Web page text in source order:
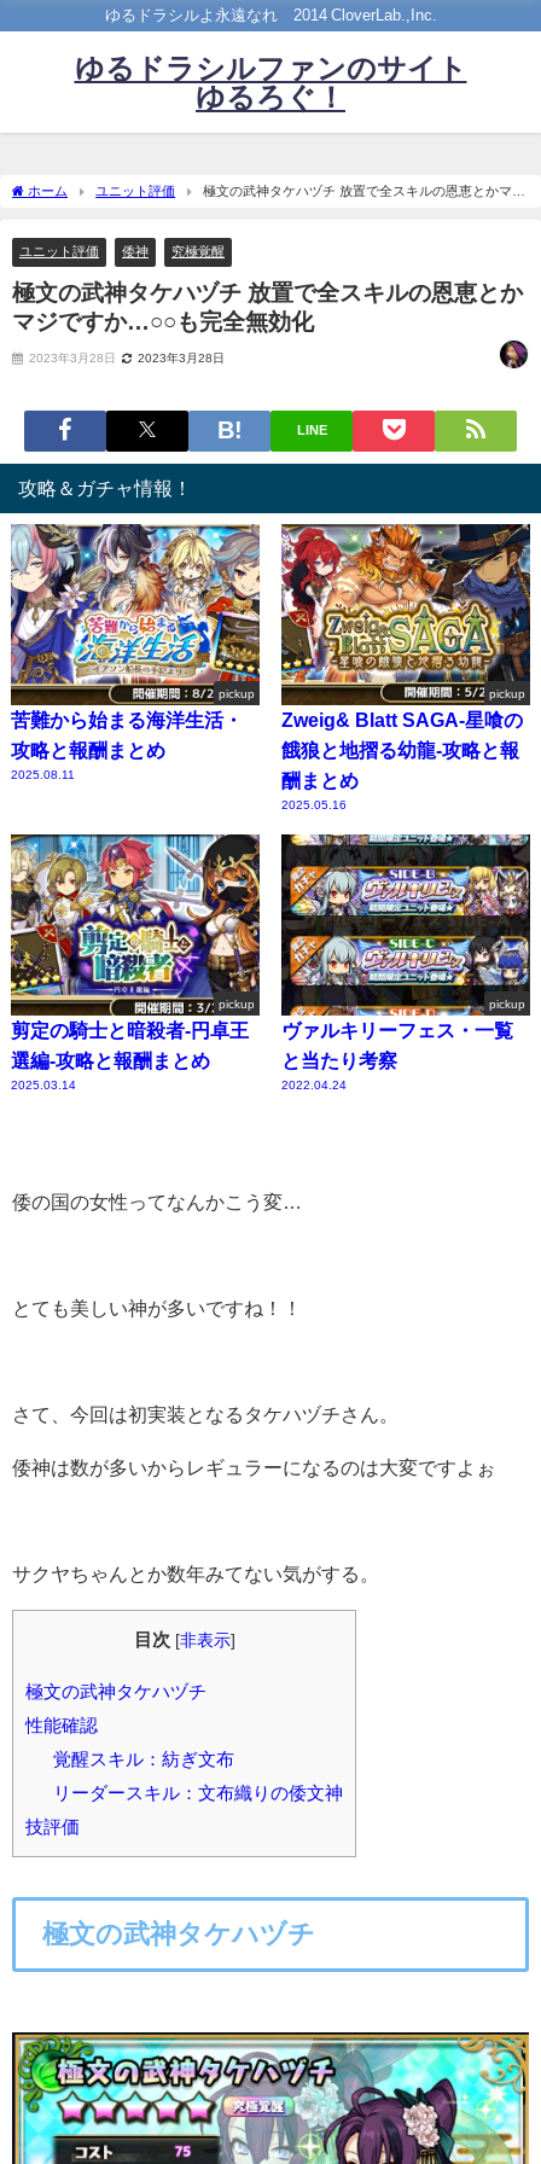
ゆるドラシルよ永遠なれ©2014 CloverLab.,Inc.
ゆるドラシルファンのサイト
ゆるろぐ！
ホーム ユニット評価
極文の武神タケハヅチ 放置で全スキルの恩恵とかマジ
ユニット評価 倭神 究極覚醒
極文の武神タケハヅチ 放置で全スキルの恩恵とか
マジですか…○○も完全無効化
2023年3月28日 2023年3月28日
LINE
攻略＆ガチャ情報！
pickup
苦難から始まる海洋生活・
攻略と報酬まとめ
2025.08.11
pickup
Zweig& Blatt SAGA-星喰の
餓狼と地摺る幼龍-攻略と報
酬まとめ
2025.05.16
pickup
剪定の騎士と暗殺者-円卓王
選編-攻略と報酬まとめ
2025.03.14
pickup
ヴァルキリーフェス・一覧
と当たり考察
2022.04.24
倭の国の女性ってなんかこう変…
とても美しい神が多いですね！！
さて、今回は初実装となるタケハヅチさん。
倭神は数が多いからレギュラーになるのは大変ですよぉ
サクヤちゃんとか数年みてない気がする。
目次 [非表示]
極文の武神タケハヅチ
性能確認
覚醒スキル：紡ぎ文布
リーダースキル：文布織りの倭文神
技評価
極文の武神タケハヅチ